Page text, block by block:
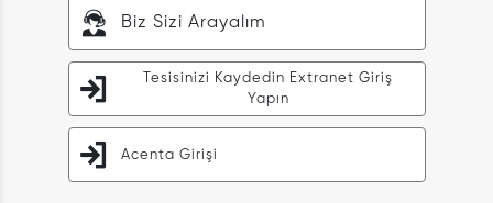
Biz Sizi Arayalım
Tesisinizi Kaydedin Extranet Giriş
Yapın
Acenta Girişi